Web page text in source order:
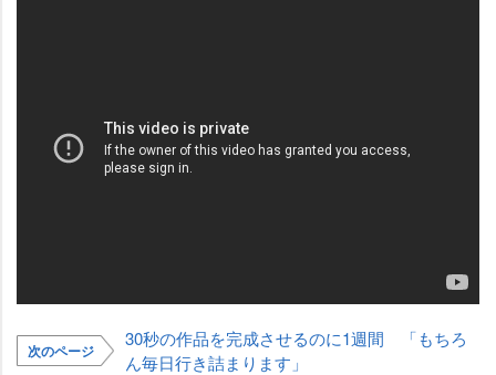
次のページ
30秒の作品を完成させるのに1週間 「もちろ
ん毎日行き詰まります」